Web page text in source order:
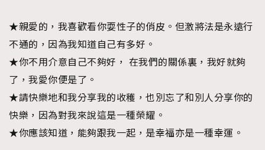
★親愛的，我喜歡看你耍性子的俏皮。但激將法是永遠行
不通的，因為我知道自己有多好。
★你不用介意自己不夠好， 在我們的關係裏，我好就夠
了，我愛你便是了。
★請快樂地和我分享我的收穫，也別忘了和別人分享你的
快樂，因為對我來說這是一種榮耀。
★你應該知道，能夠跟我一起，是幸福亦是一種幸運。